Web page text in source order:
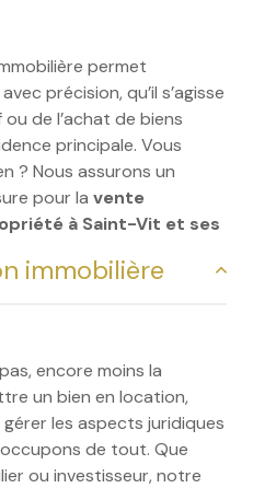
permet
précision, qu’il s’agisse
de l’achat de biens
principale. Vous
? Nous assurons un
pour la vente
à Saint-Vit et ses
Saint-Vit.
immobilière
encore moins la
un bien en location,
les aspects juridiques
de tout. Que
ou investisseur, notre